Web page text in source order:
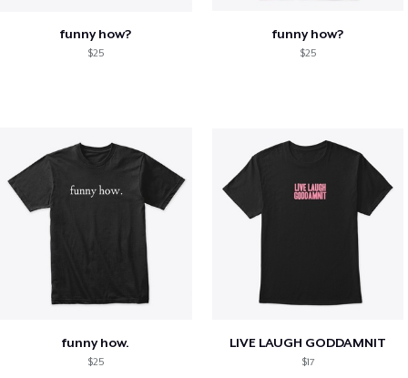
funny how?
$25
funny how?
$25
funny how.
$25
LIVE LAUGH GODDAMNIT
$17